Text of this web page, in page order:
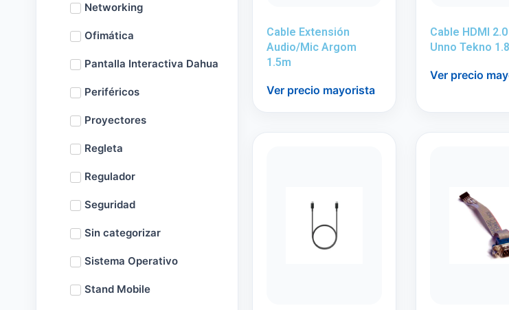
Networking
Ofimática
Pantalla Interactiva Dahua
Periféricos
Proyectores
Regleta
Regulador
Seguridad
Sin categorizar
Sistema Operativo
Stand Mobile
Cable Extensión
Audio/Mic Argom
1.5m
Ver precio mayorista
Cable HDMI
Unno Tekno
Ver precio